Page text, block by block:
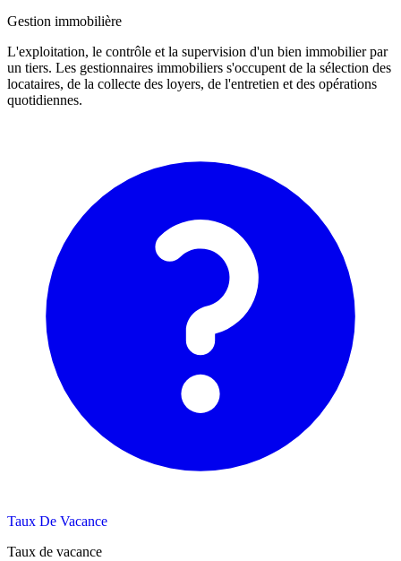
Gestion immobilière
L'exploitation, le contrôle et la supervision d'un bien immobilier par
un tiers. Les gestionnaires immobiliers s'occupent de la sélection des
locataires, de la collecte des loyers, de l'entretien et des opérations
quotidiennes.
Taux De Vacance
Taux de vacance